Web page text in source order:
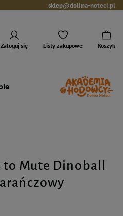
sklep@dolina-noteci.pl
Zaloguj się Listy zakupowe Koszyk
to Mute Dinoball